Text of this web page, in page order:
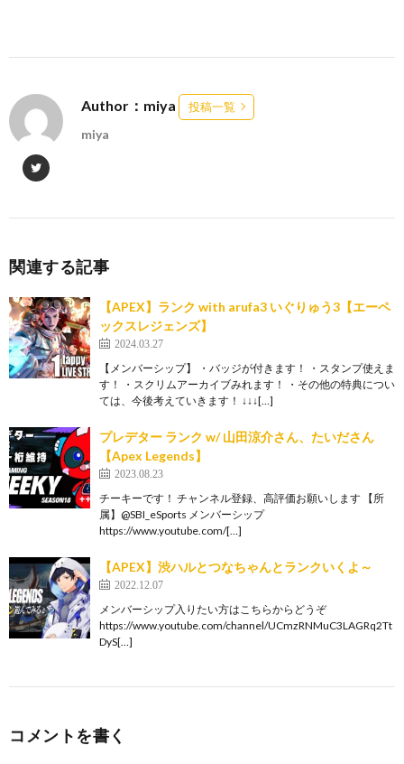
Author：miya 投稿一覧
miya
関連する記事
【APEX】ランク with arufa3 いぐりゅう3【エーペ
ックスレジェンズ】
2024.03.27
【メンバーシップ】 ・バッジが付きます！ ・スタンプ使えま
す！ ・スクリムアーカイブみれます！ ・その他の特典につい
ては、今後考えていきます！ ↓↓↓[…]
プレデター ランク w/ 山田涼介さん、たいださん
【Apex Legends】
2023.08.23
チーキーです！ チャンネル登録、高評価お願いします 【所
属】@SBI_eSports メンバーシップ
https://www.youtube.com/[…]
【APEX】渋ハルとつなちゃんとランクいくよ～
2022.12.07
メンバーシップ入りたい方はこちらからどうぞ
https://www.youtube.com/channel/UCmzRNMuC3LAGRq2Tt
DyS[…]
コメントを書く